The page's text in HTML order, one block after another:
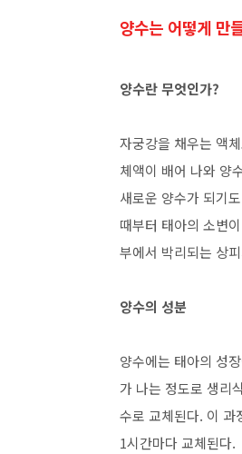
양수는 어떻게 만
양수란 무엇인가?
자궁강을 채우는 액
체액이 배어 나와 양
새로운 양수가 되기
때부터 태아의 소변
부에서 박리되는 상
양수의 성분
양수에는 태아의 성
가 나는 정도로 생리
수로 교체된다. 이 과
1시간마다 교체된다.